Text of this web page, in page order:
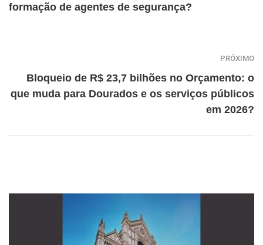
formação de agentes de segurança?
PRÓXIMO
Bloqueio de R$ 23,7 bilhões no Orçamento: o
que muda para Dourados e os serviços públicos
em 2026?